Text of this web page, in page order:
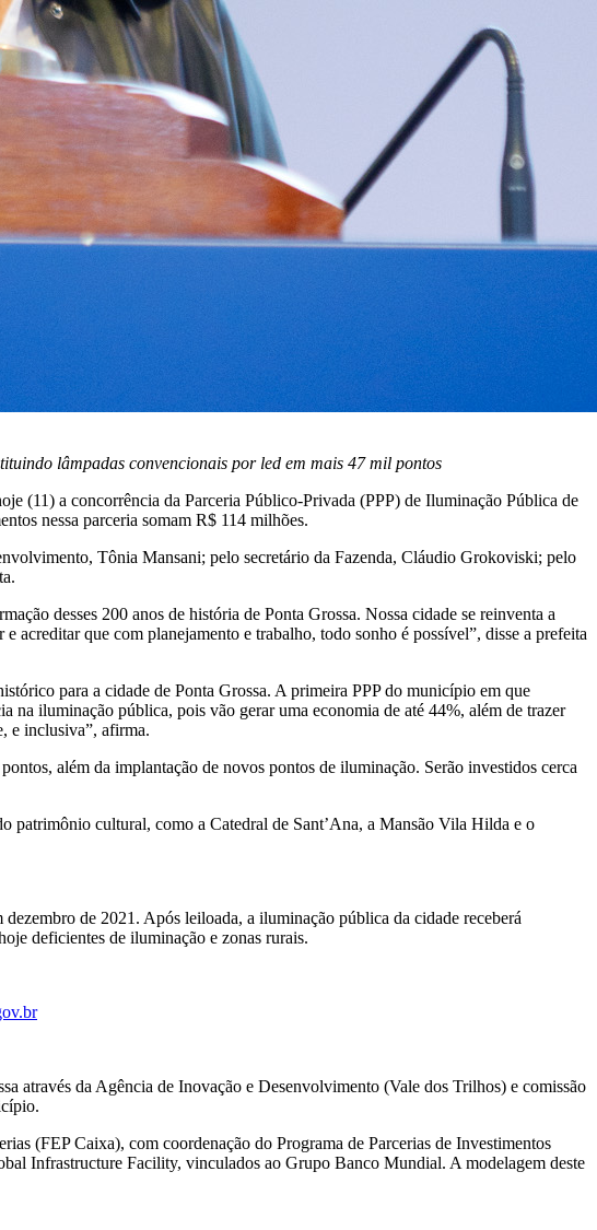
lâmpadas convencionais por led em mais 47 mil pontos
(11) a concorrência da Parceria Público-Privada (PPP) de Iluminação Pública de
nessa parceria somam R$ 114 milhões.
Tônia Mansani; pelo secretário da Fazenda, Cláudio Grokoviski; pelo
desses 200 anos de história de Ponta Grossa. Nossa cidade se reinventa a
acreditar que com planejamento e trabalho, todo sonho é possível”, disse a prefeita
para a cidade de Ponta Grossa. A primeira PPP do município em que
na iluminação pública, pois vão gerar uma economia de até 44%, além de trazer
e inclusiva”, afirma.
além da implantação de novos pontos de iluminação. Serão investidos cerca
patrimônio cultural, como a Catedral de Sant’Ana, a Mansão Vila Hilda e o
de 2021. Após leiloada, a iluminação pública da cidade receberá
deficientes de iluminação e zonas rurais.
através da Agência de Inovação e Desenvolvimento (Vale dos Trilhos) e comissão
(FEP Caixa), com coordenação do Programa de Parcerias de Investimentos
Infrastructure Facility, vinculados ao Grupo Banco Mundial. A modelagem deste